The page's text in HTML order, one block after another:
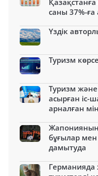
саны 37%-ға
Үздік
Туризм
Туризм және
асырған іс-
арналған
бұғылар
дамытуда